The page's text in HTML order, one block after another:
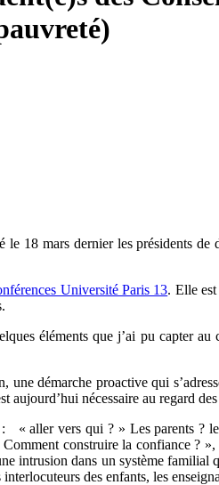
18 mars dernier les présidents
Université Paris 13. Elle
éléments que j’ai pu capter
une démarche proactive qui
aujourd’hui nécessaire au regard
: « aller vers qui ? » Les parents ?
construire la confiance ?
intrusion dans un système
des enfants, les